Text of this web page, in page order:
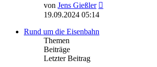
von Jens Gießler
19.09.2024 05:14
Rund um die Eisenbahn
Themen
Beiträge
Letzter Beitrag